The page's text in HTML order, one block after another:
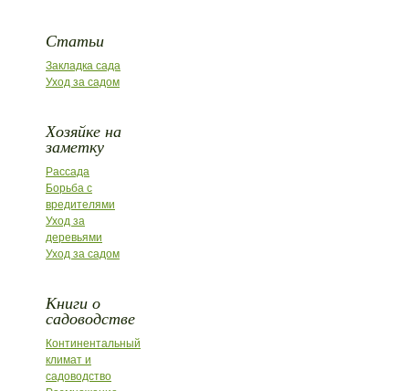
Статьи
Закладка сада
Уход за садом
Хозяйке на
заметку
Рассада
Борьба с
вредителями
Уход за
деревьями
Уход за садом
Книги о
садоводстве
Континентальный
климат и
садоводство